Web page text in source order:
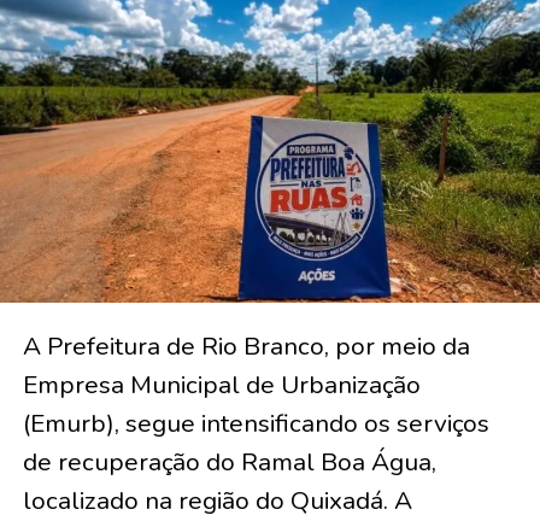
A Prefeitura de Rio Branco, por meio da
Empresa Municipal de Urbanização
(Emurb), segue intensificando os serviços
de recuperação do Ramal Boa Água,
localizado na região do Quixadá. A